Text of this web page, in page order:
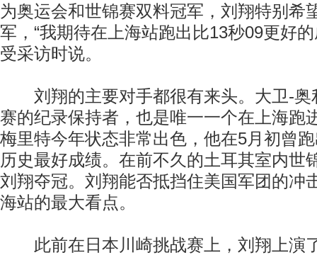
为奥运会和世锦赛双料冠军，刘翔特别希
军，“我期待在上海站跑出比13秒09更好
受采访时说。
刘翔的主要对手都很有来头。大卫-奥
赛的纪录保持者，也是唯一一个在上海跑
梅里特今年状态非常出色，他在5月初曾
历史最好成绩。在前不久的土耳其室内世
刘翔夺冠。刘翔能否抵挡住美国军团的冲
海站的最大看点。
此前在日本川崎挑战赛上，刘翔上演